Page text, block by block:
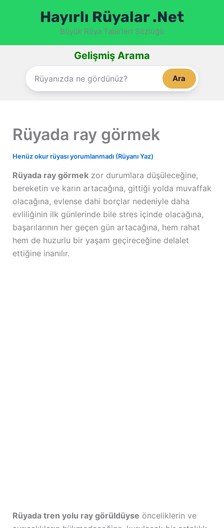
Hayırlı Rüyalar .Net
Büyük Rüya Tabirleri Sözlüğü
Gelişmiş Arama
Ara
Rüyada ray görmek
Henüz okur rüyası yorumlanmadı (Rüyanı Yaz)
Rüyada ray görmekzor durumlara düşüleceğine,
bereketin ve karın artacağına, gittiği yolda muvaffak
olacağına, evlense dahi borçlar nedeniyle daha
evliliğinin ilk günlerinde bile stres içinde olacağına,
başarılarının her geçen gün artacağına, hem rahat
hem de huzurlu bir yaşam geçireceğine delalet
ettiğine inanılır.
Rüyada tren yolu ray görüldüyse önceliklerin ve